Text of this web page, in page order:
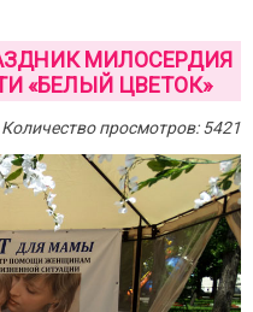
МИЛОСЕРДИЯ
«БЕЛЫЙ ЦВЕТОК»
Количество просмотров: 5421